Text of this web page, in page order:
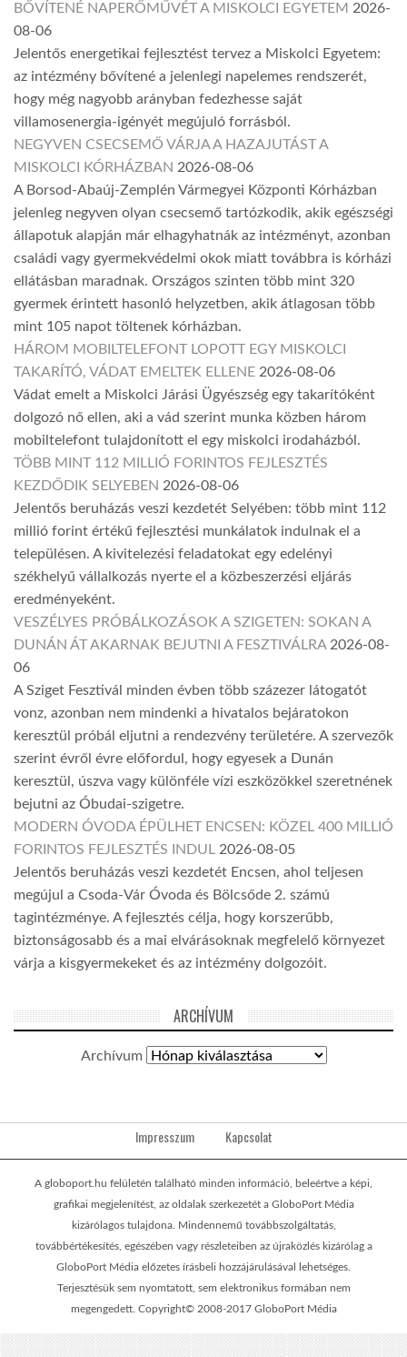
BŐVÍTENÉ NAPERŐMŰVÉT A MISKOLCI EGYETEM 2026-
08-06
Jelentős energetikai fejlesztést tervez a Miskolci Egyetem:
az intézmény bővítené a jelenlegi napelemes rendszerét,
hogy még nagyobb arányban fedezhesse saját
villamosenergia-igényét megújuló forrásból.
NEGYVEN CSECSEMŐ VÁRJA A HAZAJUTÁST A
MISKOLCI KÓRHÁZBAN 2026-08-06
A Borsod-Abaúj-Zemplén Vármegyei Központi Kórházban
jelenleg negyven olyan csecsemő tartózkodik, akik egészségi
állapotuk alapján már elhagyhatnák az intézményt, azonban
családi vagy gyermekvédelmi okok miatt továbbra is kórházi
ellátásban maradnak. Országos szinten több mint 320
gyermek érintett hasonló helyzetben, akik átlagosan több
mint 105 napot töltenek kórházban.
HÁROM MOBILTELEFONT LOPOTT EGY MISKOLCI
TAKARÍTÓ, VÁDAT EMELTEK ELLENE 2026-08-06
Vádat emelt a Miskolci Járási Ügyészség egy takarítóként
dolgozó nő ellen, aki a vád szerint munka közben három
mobiltelefont tulajdonított el egy miskolci irodaházból.
TÖBB MINT 112 MILLIÓ FORINTOS FEJLESZTÉS
KEZDŐDIK SELYEBEN 2026-08-06
Jelentős beruházás veszi kezdetét Selyében: több mint 112
millió forint értékű fejlesztési munkálatok indulnak el a
településen. A kivitelezési feladatokat egy edelényi
székhelyű vállalkozás nyerte el a közbeszerzési eljárás
eredményeként.
VESZÉLYES PRÓBÁLKOZÁSOK A SZIGETEN: SOKAN A
DUNÁN ÁT AKARNAK BEJUTNI A FESZTIVÁLRA 2026-08-
06
A Sziget Fesztivál minden évben több százezer látogatót
vonz, azonban nem mindenki a hivatalos bejáratokon
keresztül próbál eljutni a rendezvény területére. A szervezők
szerint évről évre előfordul, hogy egyesek a Dunán
keresztül, úszva vagy különféle vízi eszközökkel szeretnének
bejutni az Óbudai-szigetre.
MODERN ÓVODA ÉPÜLHET ENCSEN: KÖZEL 400 MILLIÓ
FORINTOS FEJLESZTÉS INDUL 2026-08-05
Jelentős beruházás veszi kezdetét Encsen, ahol teljesen
megújul a Csoda-Vár Óvoda és Bölcsőde 2. számú
tagintézménye. A fejlesztés célja, hogy korszerűbb,
biztonságosabb és a mai elvárásoknak megfelelő környezet
várja a kisgyermekeket és az intézmény dolgozóit.
ARCHÍVUM
Archívum
Impresszum Kapcsolat
A globoport.hu felületén található minden információ, beleértve a képi,
grafikai megjelenítést, az oldalak szerkezetét a GloboPort Média
kizárólagos tulajdona. Mindennemű továbbszolgáltatás,
továbbértékesítés, egészében vagy részleteiben az újraközlés kizárólag a
GloboPort Média előzetes írásbeli hozzájárulásával lehetséges.
Terjesztésük sem nyomtatott, sem elektronikus formában nem
megengedett. Copyright© 2008-2017 GloboPort Média